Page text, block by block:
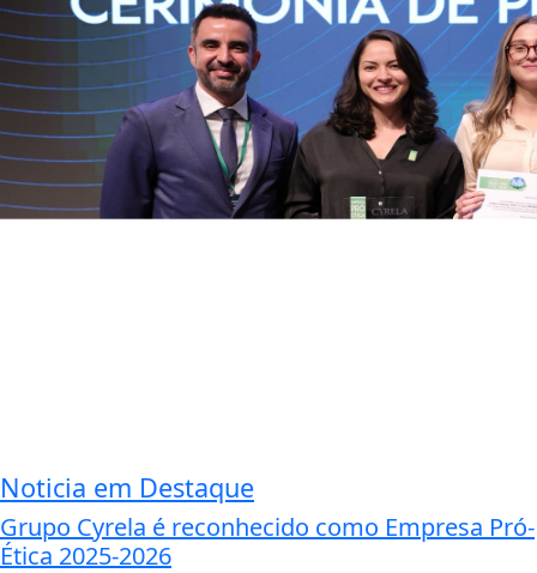
Noticia em Destaque
Grupo Cyrela é reconhecido como Empresa Pró-
Ética 2025-2026